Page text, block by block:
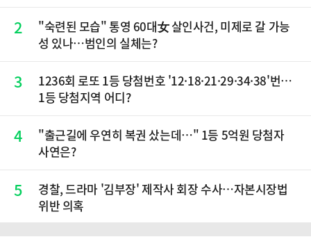
2
"숙련된 모습" 통영 60대女 살인사건, 미제로 갈 가능
성 있나…범인의 실체는?
3
1236회 로또 1등 당첨번호 '12·18·21·29·34·38'번…
1등 당첨지역 어디?
4
"출근길에 우연히 복권 샀는데…" 1등 5억원 당첨자
사연은?
5
경찰, 드라마 '김부장' 제작사 회장 수사…자본시장법
위반 의혹